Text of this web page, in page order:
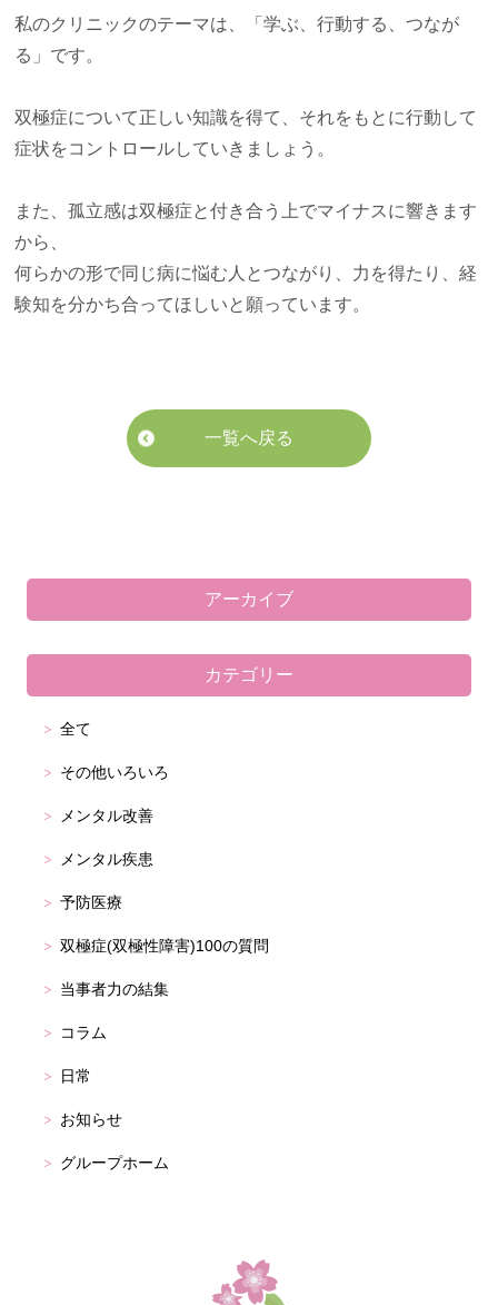
私のクリニックのテーマは、「学ぶ、行動する、つなが
る」です。
双極症について正しい知識を得て、それをもとに行動して
症状をコントロールしていきましょう。
また、孤立感は双極症と付き合う上でマイナスに響きます
から、
何らかの形で同じ病に悩む人とつながり、力を得たり、経
験知を分かち合ってほしいと願っています。
一覧へ戻る
アーカイブ
カテゴリー
全て
その他いろいろ
メンタル改善
メンタル疾患
予防医療
双極症(双極性障害)100の質問
当事者力の結集
コラム
日常
お知らせ
グループホーム